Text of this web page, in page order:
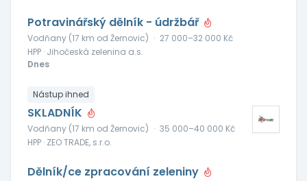
Potravinářský dělník - údržbář
Vodňany (17 km od Žernovic) · 27 000–32 000 Kč
HPP · Jihočeská zelenina a.s.
Dnes
Nástup ihned
SKLADNÍK
Vodňany (17 km od Žernovic) · 35 000–40 000 Kč
HPP · ZEO TRADE, s.r.o.
Dělník/ce zpracování zeleniny